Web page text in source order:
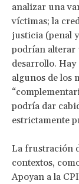
analizar una
víctimas; la
justicia (penal
podrían alterar
desarrollo.
algunos de los
podría dar
estrictamente
La frustración
contextos,
Apoyan a la